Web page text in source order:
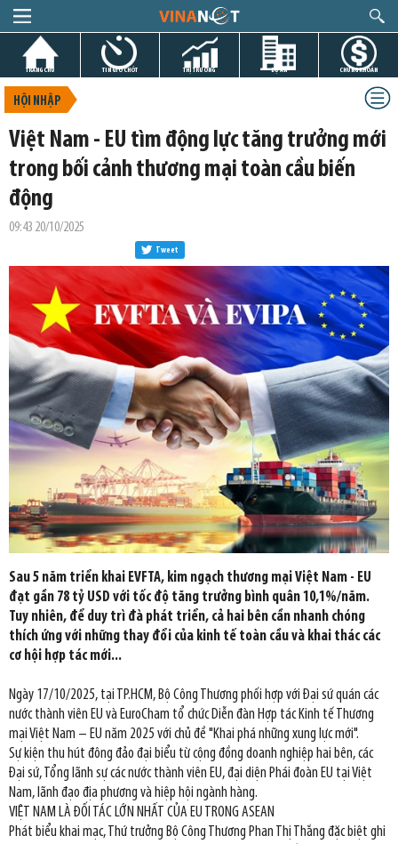
TRANG CHỦ TIN GIỜ CHÓT THỊ TRƯỜNG DỰ ÁN CHỨNG KHOÁN
HỘI NHẬP
Việt Nam - EU tìm động lực tăng trưởng mới
trong bối cảnh thương mại toàn cầu biến
động
09:43 20/10/2025
Tweet
Sau 5 năm triển khai EVFTA, kim ngạch thương mại Việt Nam - EU
đạt gần 78 tỷ USD với tốc độ tăng trưởng bình quân 10,1%/năm.
Tuy nhiên, để duy trì đà phát triển, cả hai bên cần nhanh chóng
thích ứng với những thay đổi của kinh tế toàn cầu và khai thác các
cơ hội hợp tác mới...
Ngày 17/10/2025, tại TP.HCM, Bộ Công Thương phối hợp với Đại sứ quán các
nước thành viên EU và EuroCham tổ chức Diễn đàn Hợp tác Kinh tế Thương
mại Việt Nam – EU năm 2025 với chủ đề "Khai phá những xung lực mới".
Sự kiện thu hút đông đảo đại biểu từ cộng đồng doanh nghiệp hai bên, các
Đại sứ, Tổng lãnh sự các nước thành viên EU, đại diện Phái đoàn EU tại Việt
Nam, lãnh đạo địa phương và hiệp hội ngành hàng.
VIỆT NAM LÀ ĐỐI TÁC LỚN NHẤT CỦA EU TRONG ASEAN
Phát biểu khai mạc, Thứ trưởng Bộ Công Thương Phan Thị Thắng đặc biệt ghi